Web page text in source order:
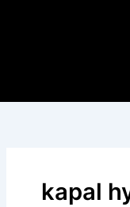
kapal